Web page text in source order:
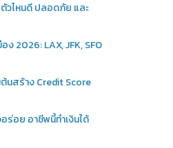
วไหนดี ปลอดภัย และ
ง 2026: LAX, JFK, SFO
นสร้าง Credit Score
อร่อย อาชีพนี้ทำเงินได้